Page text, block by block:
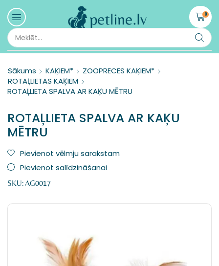
0
Sākums KAĶIEM*
ZOOPRECES KAĶIEM*
ROTAĻLIETAS KAĶIEM
ROTAĻLIETA SPALVA AR KAĶU MĒTRU
ROTAĻLIETA SPALVA AR KAĶU
MĒTRU
Pievienot vēlmju sarakstam
Pievienot salīdzināšanai
SKU:AG0017